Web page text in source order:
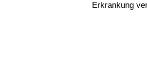
Erkrankung